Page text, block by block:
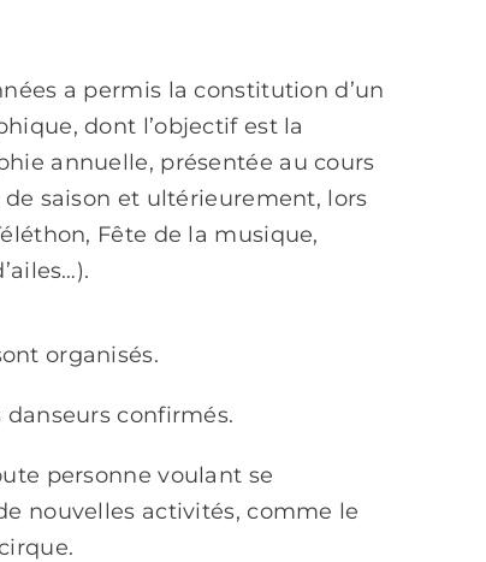
a permis la constitution d’un
dont l’objectif est la
annuelle, présentée au cours
saison et ultérieurement, lors
Fête de la musique,
organisés.
confirmés.
personne voulant se
nouvelles activités, comme le